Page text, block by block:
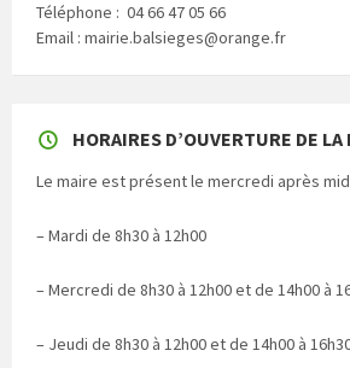
Téléphone : 04 66 47 05 66
Email : mairie.balsieges@orange.fr
HORAIRES D’OUVERTURE DE LA
Le maire est présent le mercredi après
– Mardi de 8h30 à 12h00
– Mercredi de 8h30 à 12h00 et de 14h00 à
– Jeudi de 8h30 à 12h00 et de 14h00 à